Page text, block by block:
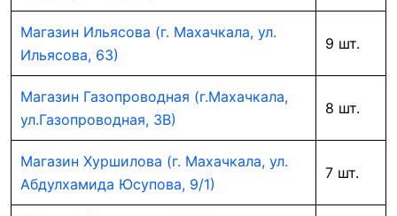
Магазин Ильясова (г. Махачкала, ул.
Ильясова, 63)
9 шт.
Магазин Газопроводная (г.Махачкала,
ул.Газопроводная, 3В)
8 шт.
Магазин Хуршилова (г. Махачкала, ул.
Абдулхамида Юсупова, 9/1)
7 шт.